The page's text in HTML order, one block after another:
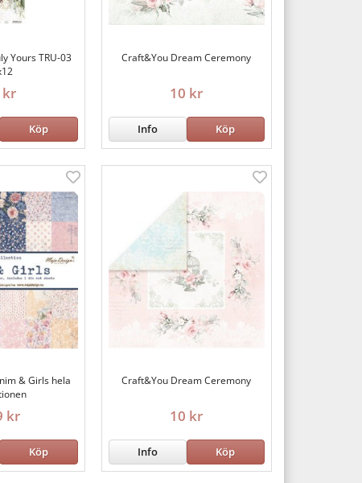
Yours TRU-03
kr
Köp
Craft&You Dream Ceremony
10 kr
Info Köp
& Girls hela
kr
Köp
Craft&You Dream Ceremony
10 kr
Info Köp